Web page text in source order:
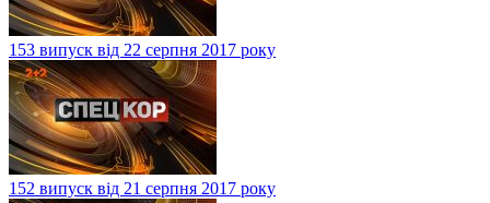
153 випуск від 22 серпня 2017 року
152 випуск від 21 серпня 2017 року